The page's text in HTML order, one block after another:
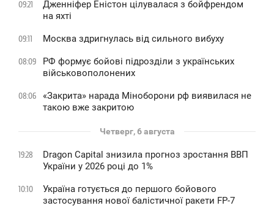
09:21
Дженніфер Еністон цілувалася з бойфрендом
на яхті
09:11 Москва здригнулась від сильного вибуху
08:09
РФ формує бойові підрозділи з українських
військовополонених
08:06
«Закрита» нарада Міноборони рф виявилася не
такою вже закритою
Четверг, 6 августа
19:28
Dragon Capital знизила прогноз зростання ВВП
України у 2026 році до 1%
10:10
Україна готується до першого бойового
застосування нової балістичної ракети FP-7